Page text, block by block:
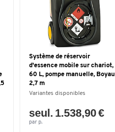
Système de réservoir
d'essence mobile sur chariot,
60 L, pompe manuelle, Boyau
2,7 m
Variantes disponibles
seul. 1.538,90 €
par p.